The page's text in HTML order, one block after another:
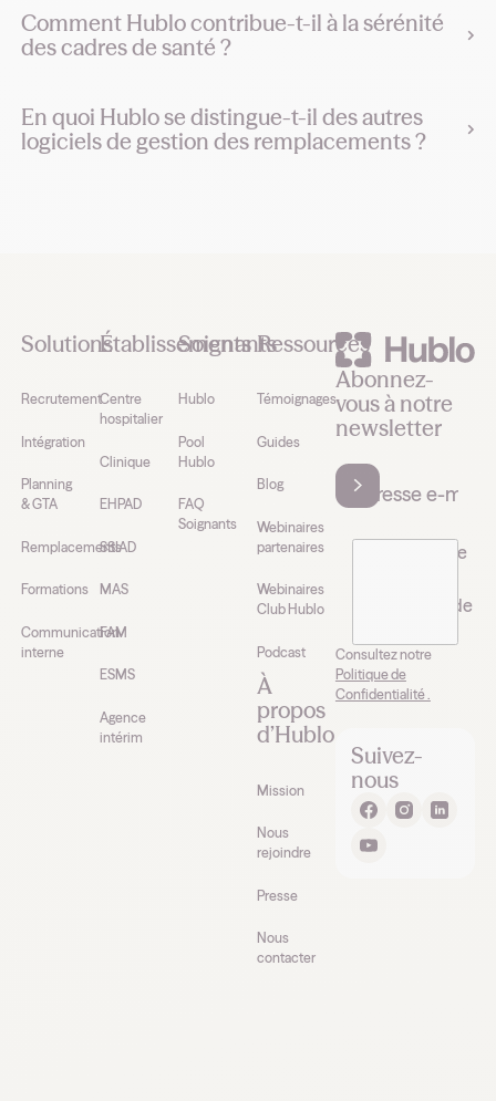
Comment Hublo contribue-t-il à la sérénité
des cadres de santé ?
En quoi Hublo se distingue-t-il des autres
logiciels de gestion des remplacements ?
Solutions
Recrutement
Intégration
Planning
& GTA
Remplacements
Formations
Communication
interne
Établissements
Centre
hospitalier
Clinique
EHPAD
SSIAD
MAS
FAM
ESMS
Agence
intérim
Soignants
Hublo
Pool
Hublo
FAQ
Soignants
Ressources
Témoignages
Guides
Blog
Webinaires
partenaires
Webinaires
Club Hublo
Podcast
À
propos
d’Hublo
Mission
Nous
rejoindre
Presse
Nous
contacter
Abonnez-
vous à notre
newsletter
J’accepte de
newsletter de
Consultez notre
Politique de
Confidentialité .
Suivez-
nous